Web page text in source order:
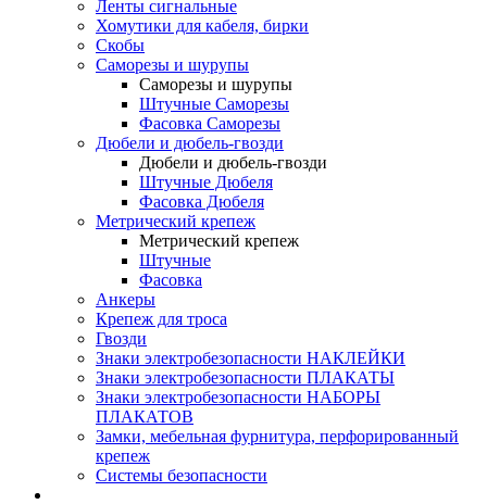
Ленты сигнальные
Хомутики для кабеля, бирки
Скобы
Саморезы и шурупы
Саморезы и шурупы
Штучные Саморезы
Фасовка Саморезы
Дюбели и дюбель-гвозди
Дюбели и дюбель-гвозди
Штучные Дюбеля
Фасовка Дюбеля
Метрический крепеж
Метрический крепеж
Штучные
Фасовка
Анкеры
Крепеж для троса
Гвозди
Знаки электробезопасности НАКЛЕЙКИ
Знаки электробезопасности ПЛАКАТЫ
Знаки электробезопасности НАБОРЫ
ПЛАКАТОВ
Замки, мебельная фурнитура, перфорированный
крепеж
Системы безопасности